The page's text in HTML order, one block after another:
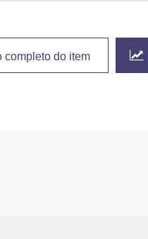
completo do item